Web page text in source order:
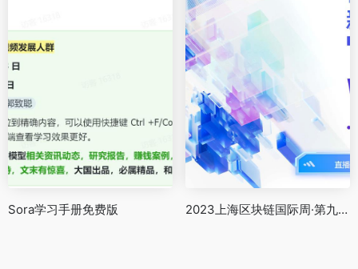
Sora学习手册免费版 2023上海区块链国际周·第九届区块链全球峰会直播回放